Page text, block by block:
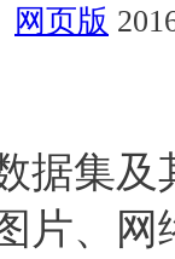
网页版
据集及
片、网